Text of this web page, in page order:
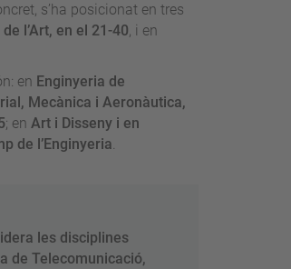
s’ha posicionat en tres
l’Art, en el 21-40, i en
en Enginyeria de
Mecànica i Aeronàutica,
; en Art i Disseny i en
de l’Enginyeria.
lidera les disciplines
de Telecomunicació,